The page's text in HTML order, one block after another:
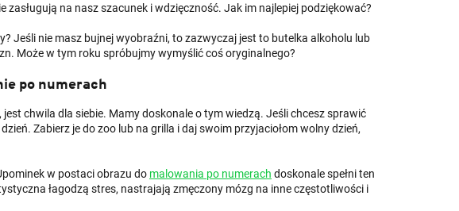
zasługują na nasz szacunek i wdzięczność. Jak im najlepiej podziękować?
Jeśli nie masz bujnej wyobraźni, to zazwyczaj jest to butelka alkoholu lub
Może w tym roku spróbujmy wymyślić coś oryginalnego?
po numerach
chwila dla siebie. Mamy doskonale o tym wiedzą. Jeśli chcesz sprawić
Zabierz je do zoo lub na grilla i daj swoim przyjaciołom wolny dzień,
w postaci obrazu do malowania po numerach doskonale spełni ten
łagodzą stres, nastrajają zmęczony mózg na inne częstotliwości i